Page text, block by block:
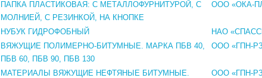
ПАПКА ПЛАСТИКОВАЯ: С МЕТАЛЛОФУРНИТУРОЙ, С
МОЛНИЕЙ, С РЕЗИНКОЙ, НА КНОПКЕ
ООО «ОКА-
НУБУК ГИДРОФОБНЫЙ НАО
ВЯЖУЩИЕ ПОЛИМЕРНО-БИТУМНЫЕ. МАРКА ПБВ 40,
ПБВ 60, ПБВ 90, ПБВ 130
ООО «ГПН-
МАТЕРИАЛЫ ВЯЖУЩИЕ НЕФТЯНЫЕ БИТУМНЫЕ.
ООО «ГПН-